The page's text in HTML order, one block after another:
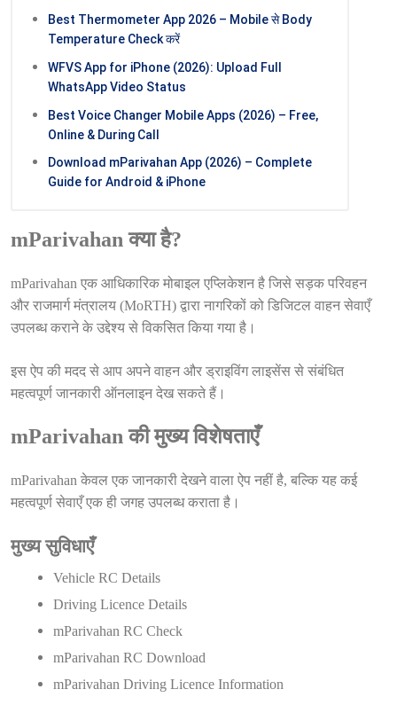
Best Thermometer App 2026 – Mobile से Body
Temperature Check करें
WFVS App for iPhone (2026): Upload Full
WhatsApp Video Status
Best Voice Changer Mobile Apps (2026) – Free,
Online & During Call
Download mParivahan App (2026) – Complete
Guide for Android & iPhone
mParivahan क्या है?
mParivahan एक आधिकारिक मोबाइल एप्लिकेशन है जिसे सड़क परिवहन
और राजमार्ग मंत्रालय (MoRTH) द्वारा नागरिकों को डिजिटल वाहन सेवाएँ
उपलब्ध कराने के उद्देश्य से विकसित किया गया है।
इस ऐप की मदद से आप अपने वाहन और ड्राइविंग लाइसेंस से संबंधित
महत्वपूर्ण जानकारी ऑनलाइन देख सकते हैं।
mParivahan की मुख्य विशेषताएँ
mParivahan केवल एक जानकारी देखने वाला ऐप नहीं है, बल्कि यह कई
महत्वपूर्ण सेवाएँ एक ही जगह उपलब्ध कराता है।
मुख्य सुविधाएँ
Vehicle RC Details
Driving Licence Details
mParivahan RC Check
mParivahan RC Download
mParivahan Driving Licence Information